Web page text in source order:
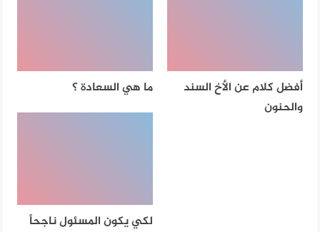
أفضل كلام عن الأخ السند
والحنون
ما هي السعادة ؟
لكي يكون المسئول ناجحاً